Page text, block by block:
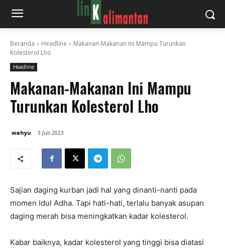
Beranda Headline
Makanan-Makanan Ini Mampu Turunkan
Kolesterol Lho
Headline
Makanan-Makanan Ini Mampu
Turunkan Kolesterol Lho
wahyu 3 Juli 2023
Sajian daging kurban jadi hal yang dinanti-nanti pada
momen Idul Adha. Tapi hati-hati, terlalu banyak asupan
daging merah bisa meningkatkan kadar kolesterol.
Kabar baiknya, kadar kolesterol yang tinggi bisa diatasi